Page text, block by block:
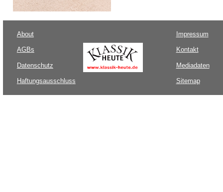
About
AGBs
Datenschutz
Haftungsausschluss
Impressum
Kontakt
Mediadaten
Sitemap